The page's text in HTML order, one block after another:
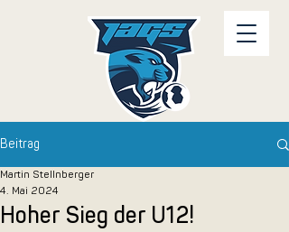
Beitrag
Hoher Sieg der U12!
Martin Stellnberger
4. Mai 2024